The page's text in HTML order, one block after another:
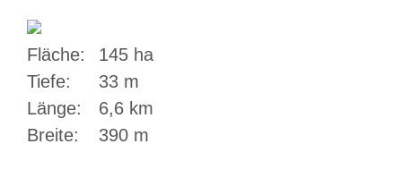
Fläche:
145 ha
Tiefe:
33 m
Länge:
6,6 km
Breite:
390 m